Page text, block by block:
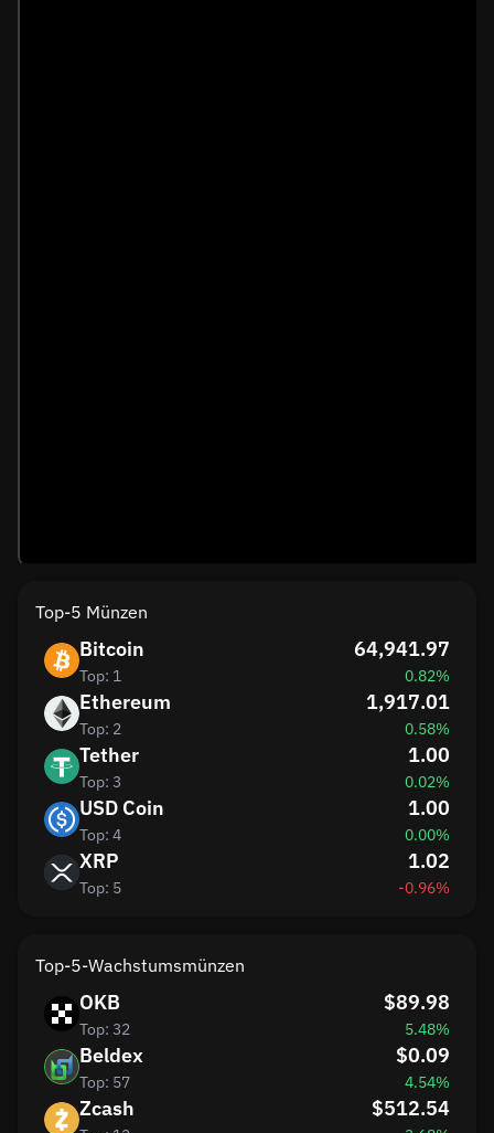
Top-5 Münzen
Bitcoin
Top: 1
64,941.97
0.82%
Ethereum
Top: 2
1,917.01
0.58%
Tether
Top: 3
1.00
0.02%
USD Coin
Top: 4
1.00
0.00%
XRP
Top: 5
1.02
-0.96%
Top-5-Wachstumsmünzen
OKB
Top: 32
$89.98
5.48%
Beldex
Top: 57
$0.09
4.54%
Zcash $512.54